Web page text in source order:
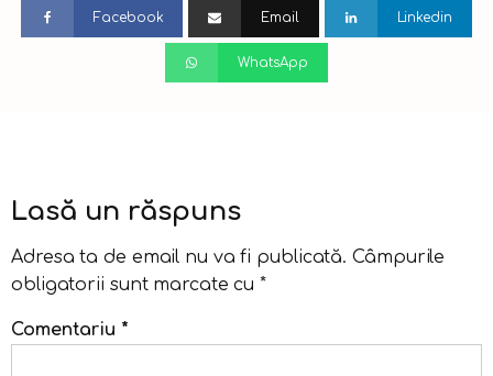
Facebook Email Linkedin
WhatsApp
Lasă un răspuns
Adresa ta de email nu va fi publicată. Câmpurile
obligatorii sunt marcate cu*
Comentariu *